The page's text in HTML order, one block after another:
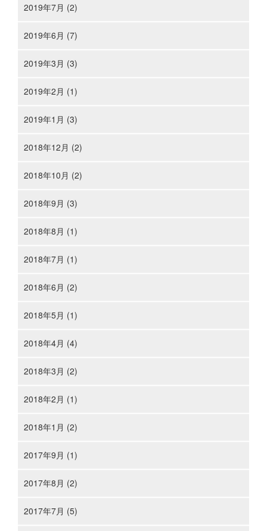
2019年7月 (2)
2019年6月 (7)
2019年3月 (3)
2019年2月 (1)
2019年1月 (3)
2018年12月 (2)
2018年10月 (2)
2018年9月 (3)
2018年8月 (1)
2018年7月 (1)
2018年6月 (2)
2018年5月 (1)
2018年4月 (4)
2018年3月 (2)
2018年2月 (1)
2018年1月 (2)
2017年9月 (1)
2017年8月 (2)
2017年7月 (5)